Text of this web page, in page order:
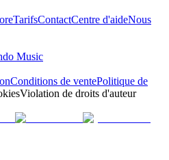
TarifsContactCentre d'aideNous
Music
Conditions de ventePolitique de
Violation de droits d'auteur